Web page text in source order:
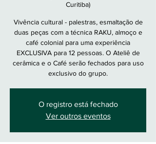
Curitiba)
Vivência cultural - palestras, esmaltação de
duas peças com a técnica RAKU, almoço e
café colonial para uma experiência
EXCLUSIVA para 12 pessoas. O Ateliê de
cerâmica e o Café serão fechados para uso
exclusivo do grupo.
O registro está fechado
Ver outros eventos